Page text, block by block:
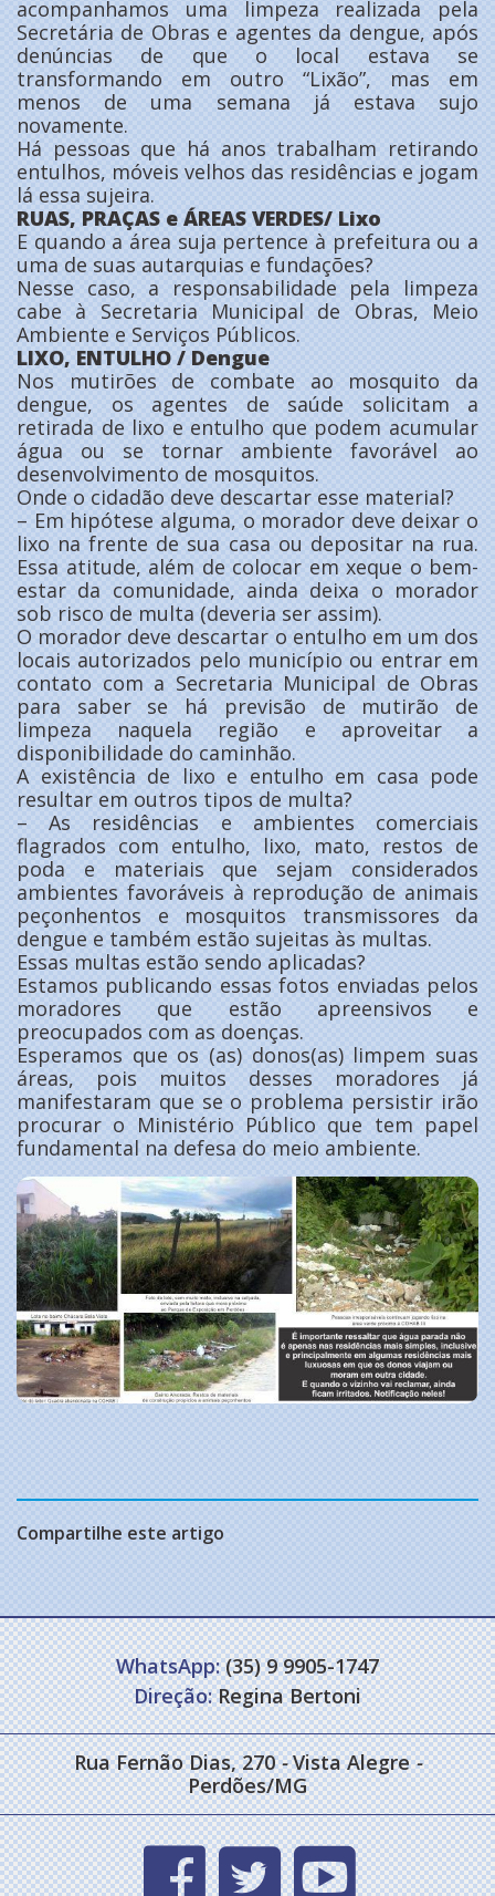
acompanhamos uma limpeza realizada pela
Secretária de Obras e agentes da dengue, após
denúncias de que o local estava se
transformando em outro “Lixão”, mas em
menos de uma semana já estava sujo
novamente.
Há pessoas que há anos trabalham retirando
entulhos, móveis velhos das residências e jogam
lá essa sujeira.
RUAS, PRAÇAS e ÁREAS VERDES/ Lixo
E quando a área suja pertence à prefeitura ou a
uma de suas autarquias e fundações?
Nesse caso, a responsabilidade pela limpeza
cabe à Secretaria Municipal de Obras, Meio
Ambiente e Serviços Públicos.
LIXO, ENTULHO / Dengue
Nos mutirões de combate ao mosquito da
dengue, os agentes de saúde solicitam a
retirada de lixo e entulho que podem acumular
água ou se tornar ambiente favorável ao
desenvolvimento de mosquitos.
Onde o cidadão deve descartar esse material?
– Em hipótese alguma, o morador deve deixar o
lixo na frente de sua casa ou depositar na rua.
Essa atitude, além de colocar em xeque o bem-
estar da comunidade, ainda deixa o morador
sob risco de multa (deveria ser assim).
O morador deve descartar o entulho em um dos
locais autorizados pelo município ou entrar em
contato com a Secretaria Municipal de Obras
para saber se há previsão de mutirão de
limpeza naquela região e aproveitar a
disponibilidade do caminhão.
A existência de lixo e entulho em casa pode
resultar em outros tipos de multa?
– As residências e ambientes comerciais
flagrados com entulho, lixo, mato, restos de
poda e materiais que sejam considerados
ambientes favoráveis à reprodução de animais
peçonhentos e mosquitos transmissores da
dengue e também estão sujeitas às multas.
Essas multas estão sendo aplicadas?
Estamos publicando essas fotos enviadas pelos
moradores que estão apreensivos e
preocupados com as doenças.
Esperamos que os (as) donos(as) limpem suas
áreas, pois muitos desses moradores já
manifestaram que se o problema persistir irão
procurar o Ministério Público que tem papel
fundamental na defesa do meio ambiente.
Compartilhe este artigo
WhatsApp:(35) 9 9905-1747
Direção:Regina Bertoni
Rua Fernão Dias, 270- Vista Alegre-
Perdões/MG